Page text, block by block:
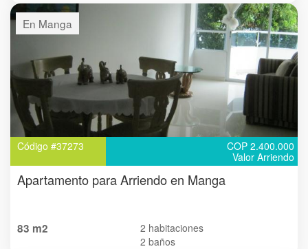
En Manga
Código #37273
COP 2.400.000
Valor Arriendo
Apartamento para Arriendo en Manga
83 m2
2 habitaciones
2 baños